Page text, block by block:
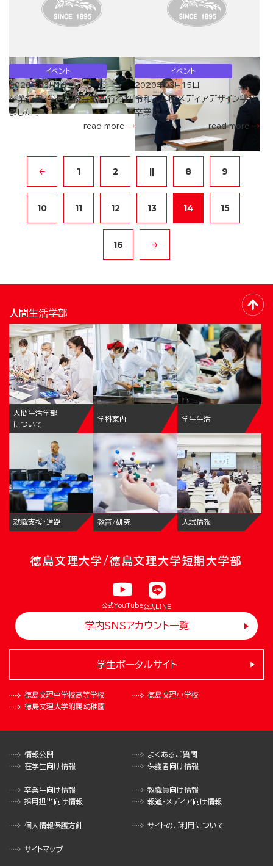
イベント
2020年03月16日
卒業証書・学位記授与式が行われ
ました！
read more
イベント
2020年03月15日
令和元年度メディアデザイン学科
卒業式
read more
1 2 8 9
10 11 12 13 14 15
16
人間生活学部
人間生活学部
について
学科案内 学生生活
就職支援・進路 教育/研究 入試情報
徳島文理大学/徳島文理大学短期大学部
公式YouTube公式LINE
学内SNSアカウント一覧
徳島文理中学校高等学校
徳島文理小学校
徳島文理大学附属幼稚園
学生ポータルサイト
情報公開
よくあるご質問
在学生向け情報
保護者向け情報
卒業生向け情報
教職員向け情報
採用担当向け情報
報道・メディア向け情報
個人情報保護方針 サイトのご利用について
サイトマップ